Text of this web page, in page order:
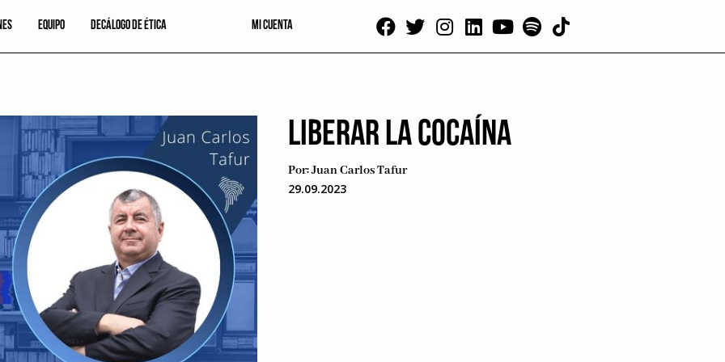
EQUIPO DECÁLOGO DE ÉTICA MI CUENTA
LIBERAR LA COCAÍNA
Por:Juan Carlos Tafur
29.09.2023